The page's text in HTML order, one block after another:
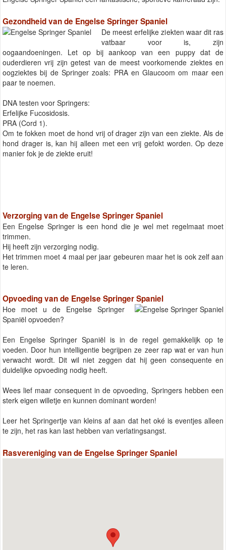
Gezondheid van de Engelse Springer Spaniel
De meest erfelijke ziekten waar dit ras
vatbaar voor is, zijn
oogaandoeningen. Let op bij aankoop van een puppy dat de
ouderdieren vrij zijn getest van de meest voorkomende ziektes en
oogziektes bij de Springer zoals: PRA en Glaucoom om maar een
paar te noemen.
DNA testen voor Springers:
Erfelijke Fucosidosis.
PRA (Cord 1).
Om te fokken moet de hond vrij of drager zijn van een ziekte. Als de
hond drager is, kan hij alleen met een vrij gefokt worden. Op deze
manier fok je de ziekte eruit!
Verzorging van de Engelse Springer Spaniel
Een Engelse Springer is een hond die je wel met regelmaat moet
trimmen.
Hij heeft zijn verzorging nodig.
Het trimmen moet 4 maal per jaar gebeuren maar het is ook zelf aan
te leren.
Opvoeding van de Engelse Springer Spaniel
Hoe moet u de Engelse Springer
Spaniël opvoeden?
Een Engelse Springer Spaniël is in de regel gemakkelijk op te
voeden. Door hun intelligentie begrijpen ze zeer rap wat er van hun
verwacht wordt. Dit wil niet zeggen dat hij geen consequente en
duidelijke opvoeding nodig heeft.
Wees lief maar consequent in de opvoeding, Springers hebben een
sterk eigen willetje en kunnen dominant worden!
Leer het Springertje van kleins af aan dat het oké is eventjes alleen
te zijn, het ras kan last hebben van verlatingsangst.
Rasvereniging van de Engelse Springer Spaniel